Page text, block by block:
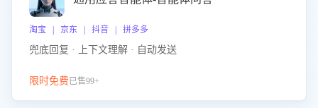
淘宝 | 京东 | 抖音 | 拼多多
兜底回复 · 上下文理解 · 自动发送
限时免费已售99+